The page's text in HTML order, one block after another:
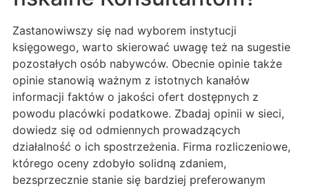
Zastanowiwszy się nad wyborem instytucji
księgowego, warto skierować uwagę też na sugestie
pozostałych osób nabywców. Obecnie opinie także
opinie stanowią ważnym z istotnych kanałów
informacji faktów o jakości ofert dostępnych z
powodu placówki podatkowe. Zbadaj opinii w sieci,
dowiedz się od odmiennych prowadzących
działalność o ich spostrzeżenia. Firma rozliczeniowe,
którego oceny zdobyło solidną zdaniem,
bezsprzecznie stanie się bardziej preferowanym